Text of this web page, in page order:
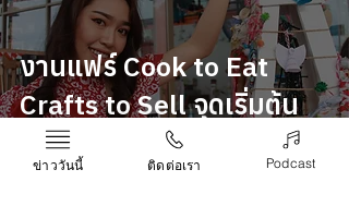
งานแฟร์ Cook to Eat
Crafts to Sell จุดเริ่มต้น
คอมมูนิตี้งานคราฟต์ใน
ภูเก็ต
ข่าววันนี้ ติดต่อเรา Podcast